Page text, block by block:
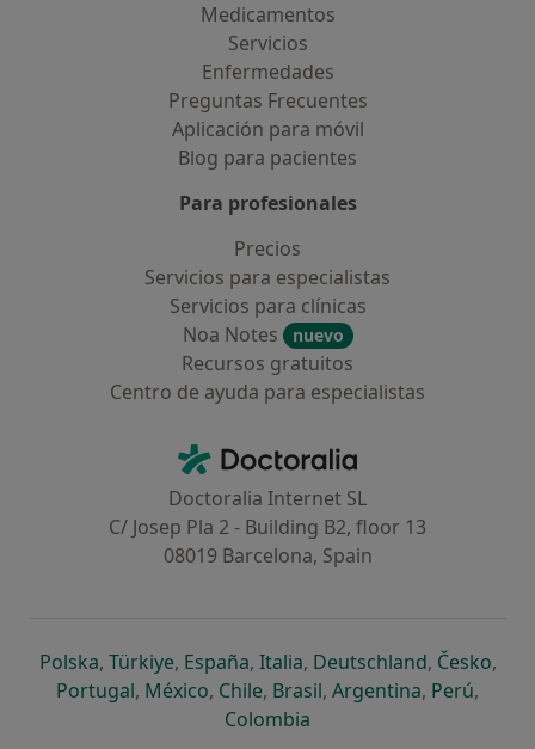
Medicamentos
Servicios
Enfermedades
Preguntas Frecuentes
Aplicación para móvil
Blog para pacientes
Para profesionales
Precios
Servicios para especialistas
Servicios para clínicas
Noa Notes
nuevo
Recursos gratuitos
Centro de ayuda para especialistas
Doctoralia - Página de inicio
Doctoralia Internet SL
C/ Josep Pla 2 - Building B2, floor 13
08019 Barcelona, Spain
Polskase abre en una nueva pestaña
, Türkiyese abre en una nueva pestaña
, Españase abre en una nueva pestaña
, Italiase abre en una nueva
, Deutschlandse abre en
, Českose
,
Portugalse abre en una nueva pestaña
, Méxicose abre en una nueva pestaña
, Chilese abre en una nueva pestaña
, Brasilse abre en una nueva
, Argentinase abre en
, Perúse
,
Colombia